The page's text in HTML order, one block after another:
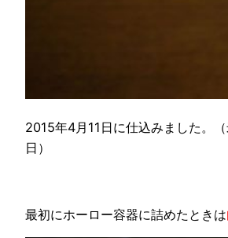
2015年4月11日に仕込みました。
日）
最初にホーロー容器に詰めたときは